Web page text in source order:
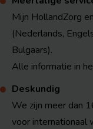
Mijn HollandZorg
(Nederlands,
Bulgaars).
Alle informatie in
Deskundig
We zijn meer dan
voor internationaal